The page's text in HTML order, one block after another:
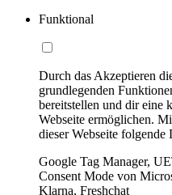
Funktional
Durch das Akzeptieren
grundlegenden
bereitstellen und dir eine
Webseite ermöglichen.
dieser Webseite folgende
Google Tag Manager,
Consent Mode von
Klarna, Freshchat